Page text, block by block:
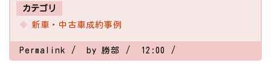
カテゴリ
新車・中古車成約事例
Permalink by 勝部 12:00